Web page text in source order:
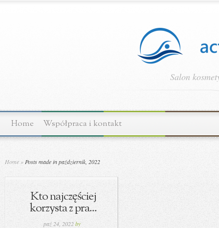
Salon
Home Współpraca i kontakt
Home » Posts made in październik, 2022
Kto najczęściej
korzysta z pra...
paź 24, 2022by